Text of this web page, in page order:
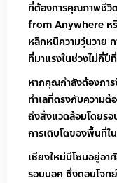
ที่ต้องการคุณภาพชีวิ
from Anywhere หรื
หลีกหนีความวุ่นวาย ก
ที่มาแรงในช่วงไม่กี่ปี
หากคุณกำลังต้องกา
ทำเลที่ตรงกับความต้
ถึงสิ่งแวดล้อมโดยรอ
การเติบโตของพื้นที่ใ
เชียงใหม่มีโซนอยู่อา
รอบนอก ซึ่งตอบโจท